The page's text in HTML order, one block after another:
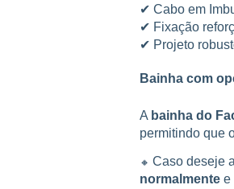
✔ Cabo em
✔ Fixação
✔ Projeto
Bainha com
A bainha do
permitindo que
🔸 Caso deseje
normalmente e